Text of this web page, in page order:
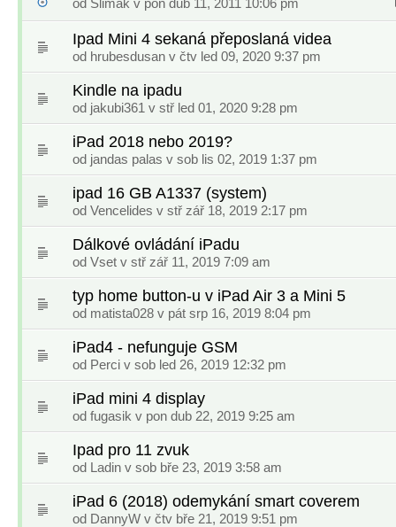
od Slimák v pon dub 11, 2011 10:06 pm
Ipad Mini 4 sekaná přeposlaná videa
od hrubesdusan v čtv led 09, 2020 9:37 pm
Kindle na ipadu
od jakubi361 v stř led 01, 2020 9:28 pm
iPad 2018 nebo 2019?
od jandas palas v sob lis 02, 2019 1:37 pm
ipad 16 GB A1337 (system)
od Vencelides v stř zář 18, 2019 2:17 pm
Dálkové ovládání iPadu
od Vset v stř zář 11, 2019 7:09 am
typ home button-u v iPad Air 3 a Mini 5
od matista028 v pát srp 16, 2019 8:04 pm
iPad4 - nefunguje GSM
od Perci v sob led 26, 2019 12:32 pm
iPad mini 4 display
od fugasik v pon dub 22, 2019 9:25 am
Ipad pro 11 zvuk
od Ladin v sob bře 23, 2019 3:58 am
iPad 6 (2018) odemykání smart coverem
od DannyW v čtv bře 21, 2019 9:51 pm